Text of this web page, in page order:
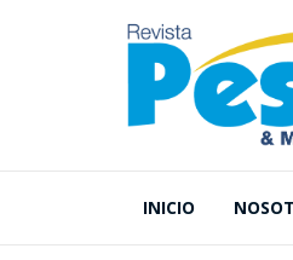
INICIO